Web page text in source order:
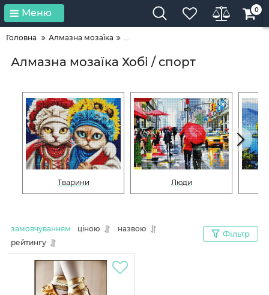
Меню 0
Головна Алмазна мозаїка ...
Алмазна мозаїка Хобі / спорт
Тварини Люди
замовчуванням ціною
назвою
рейтингу
Фільтр